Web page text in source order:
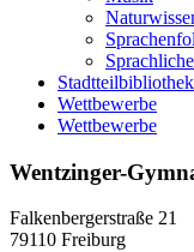
Stadtteilbibliothek
Wettbewerbe
Wettbewerbe
Wentzinger-
Falkenbergerstraße 21
79110 Freiburg